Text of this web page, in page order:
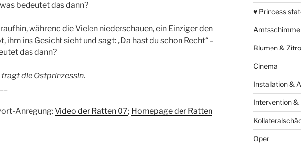
bedeutet das dann?
während die Vielen niederschauen, ein Einziger den
ihm ins Gesicht sieht und sagt: „Da hast du schon Recht“ –
das dann?
die Ostprinzessin.
Anregung:Video der Ratten 07; Homepage der Ratten
♥ Princess
Amtsschimmel
Blumen &
Cinema
Installation &
Intervention &
Oper